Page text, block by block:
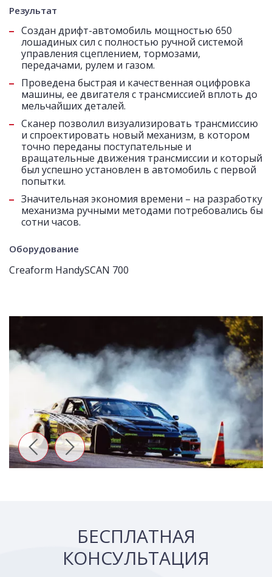
Результат
Создан дрифт-автомобиль мощностью 650
лошадиных сил с полностью ручной системой
управления сцеплением, тормозами,
передачами, рулем и газом.
Проведена быстрая и качественная оцифровка
машины, ее двигателя с трансмиссией вплоть до
мельчайших деталей.
Сканер позволил визуализировать трансмиссию
и спроектировать новый механизм, в котором
точно переданы поступательные и
вращательные движения трансмиссии и который
был успешно установлен в автомобиль с первой
попытки.
Значительная экономия времени – на разработку
механизма ручными методами потребовались бы
сотни часов.
Оборудование
Creaform HandySCAN 700
БЕСПЛАТНАЯ
КОНСУЛЬТАЦИЯ